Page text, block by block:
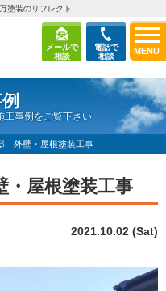
メールで
相談
電話で
相談
MENU
塗装のリフレクト
工事例をご覧下さい
外壁・屋根塗装工事
屋根塗装工事
2021.10.02 (Sat)